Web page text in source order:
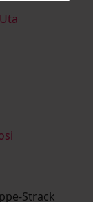
Uta
Strack